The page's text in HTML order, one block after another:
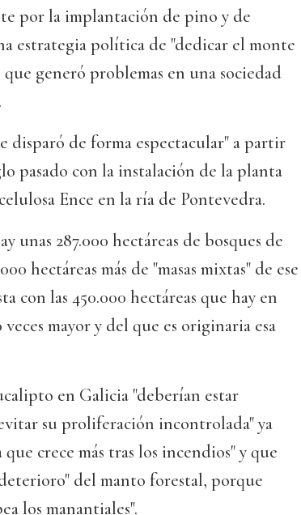
por la implantación de pino y de
estrategia política de "dedicar el monte
generó problemas en una sociedad
disparó de forma espectacular" a partir
pasado con la instalación de la planta
Ence en la ría de Pontevedra.
unas 287.000 hectáreas de bosques de
hectáreas más de "masas mixtas" de ese
con las 450.000 hectáreas que hay en
mayor y del que es originaria esa
en Galicia "deberían estar
su proliferación incontrolada" ya
crece más tras los incendios" y que
del manto forestal, porque
los manantiales".